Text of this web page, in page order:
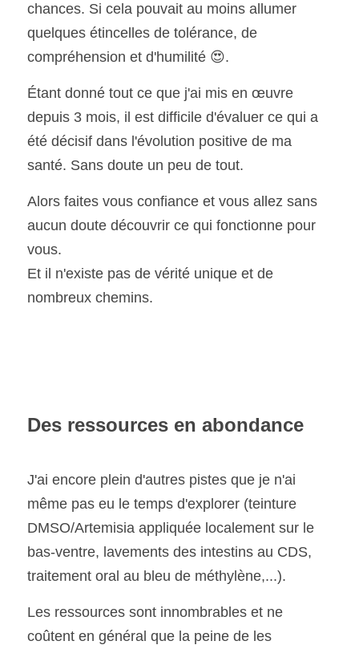
chances. Si cela pouvait au moins allumer
quelques étincelles de tolérance, de
compréhension et d'humilité 😍.
Étant donné tout ce que j'ai mis en œuvre
depuis 3 mois, il est difficile d'évaluer ce qui a
été décisif dans l'évolution positive de ma
santé. Sans doute un peu de tout.
Alors faites vous confiance et vous allez sans
aucun doute découvrir ce qui fonctionne pour
vous.
Et il n'existe pas de vérité unique et de
nombreux chemins.
Des ressources en abondance
J'ai encore plein d'autres pistes que je n'ai
même pas eu le temps d'explorer (teinture
DMSO/Artemisia appliquée localement sur le
bas-ventre, lavements des intestins au CDS,
traitement oral au bleu de méthylène,...).
Les ressources sont innombrables et ne
coûtent en général que la peine de les